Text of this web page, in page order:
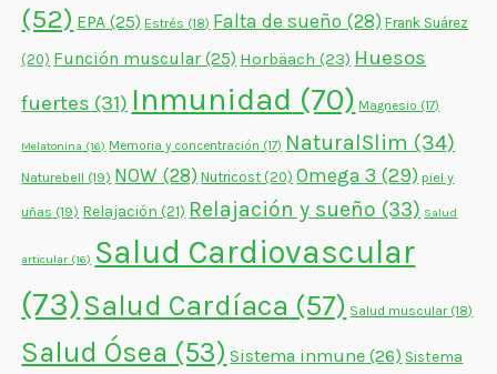
(52) EPA (25) Estrés (18) Falta de sueño (28) Frank Suárez
(20) Función muscular (25) Horbäach (23) Huesos
fuertes (31) Inmunidad (70) Magnesio (17)
Melatonina (16) Memoria y concentración (17) NaturalSlim (34)
Naturebell (19) NOW (28) Nutricost (20) Omega 3 (29) piel y
uñas (19) Relajación (21) Relajación y sueño (33) Salud
articular (16) Salud Cardiovascular
(73)Salud Cardíaca (57) Salud muscular(18)
Salud Ósea (53) Sistema inmune (26) Sistema